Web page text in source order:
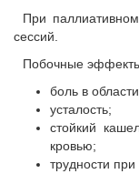
При
сессий.
Побочные
боль в
усталость;
стойкий
кровью;
трудности